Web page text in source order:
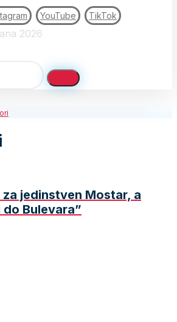
YouTube TikTok
2026
za jedinstven Mostar, a
Bulevara”